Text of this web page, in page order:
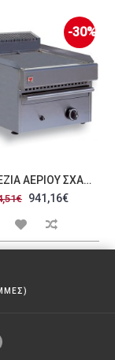
-30%
ΕΠΙΤΡΑΠΈΖΙΑ ΑΕΡΊΟΥ ΣΧΑΡΙΈΡΑ ΝΕΡΟΎ V5 98N
941,16€